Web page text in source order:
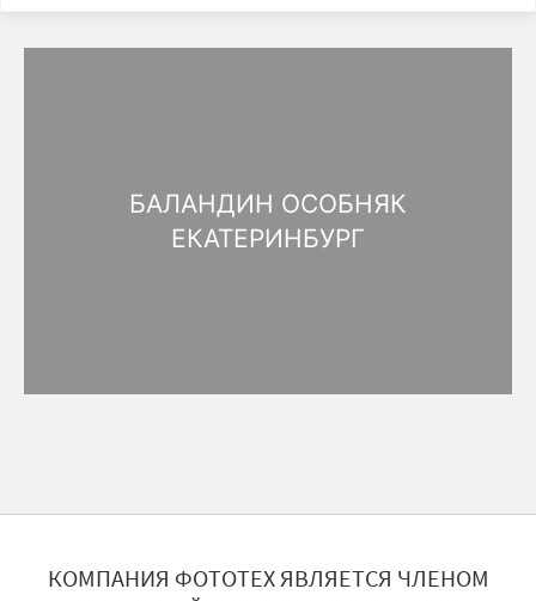
БАЛАНДИН ОСОБНЯК
ЕКАТЕРИНБУРГ
КОМПАНИЯ ФОТОТЕХ ЯВЛЯЕТСЯ ЧЛЕНОМ